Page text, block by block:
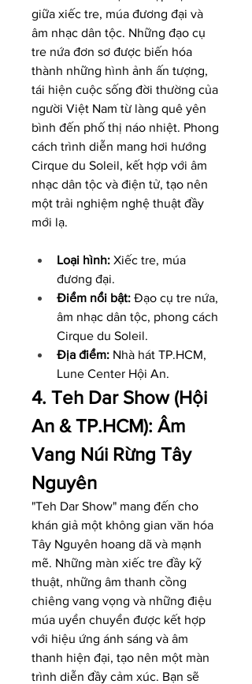
giữa xiếc tre, múa đương đại và
âm nhạc dân tộc. Những đạo cụ
tre nứa đơn sơ được biến hóa
thành những hình ảnh ấn tượng,
tái hiện cuộc sống đời thường của
người Việt Nam từ làng quê yên
bình đến phố thị náo nhiệt. Phong
cách trình diễn mang hơi hướng
Cirque du Soleil, kết hợp với âm
nhạc dân tộc và điện tử, tạo nên
một trải nghiệm nghệ thuật đầy
mới lạ.
Loại hình: Xiếc tre, múa
đương đại.
Điểm nổi bật: Đạo cụ tre nứa,
âm nhạc dân tộc, phong cách
Cirque du Soleil.
Địa điểm: Nhà hát TP.HCM,
Lune Center Hội An.
4. Teh Dar Show (Hội
An & TP.HCM): Âm
Vang Núi Rừng Tây
Nguyên
"Teh Dar Show" mang đến cho
khán giả một không gian văn hóa
Tây Nguyên hoang dã và mạnh
mẽ. Những màn xiếc tre đầy kỹ
thuật, những âm thanh cồng
chiêng vang vọng và những điệu
múa uyển chuyển được kết hợp
với hiệu ứng ánh sáng và âm
thanh hiện đại, tạo nên một màn
trình diễn đầy cảm xúc. Bạn sẽ